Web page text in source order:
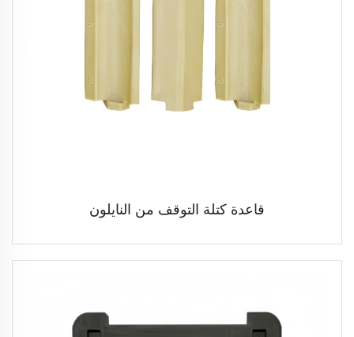
قاعدة كتلة التوقف من النايلون